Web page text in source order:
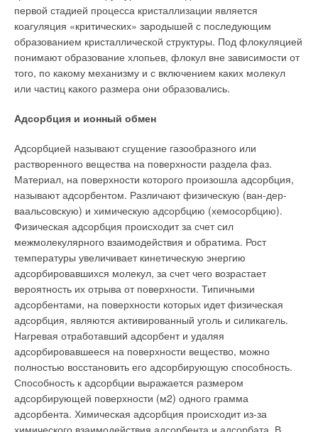
первой стадией процесса кристаллизации является
коагуляция «критических» зародышей с последующим
образованием кристаллической структуры. Под флокуляцией
понимают образование хлопьев, флокул вне зависимости от
того, по какому механизму и с включением каких молекул
или частиц какого размера они образовались.
Адсорбция и ионный обмен
Адсорбцией называют сгущение газообразного или
растворенного вещества на поверхности раздела фаз.
Материал, на поверхности которого произошла адсорбция,
называют адсорбентом. Различают физическую (ван-дер-
ваальсовскую) и химическую адсорбцию (хемосорбцию).
Физическая адсорбция происходит за счет сил
межмолекулярного взаимодействия и обратима. Рост
температуры увеличивает кинетическую энергию
адсорбировавшихся молекул, за счет чего возрастает
вероятность их отрыва от поверхности. Типичными
адсорбентами, на поверхности которых идет физическая
адсорбция, являются активированный уголь и силикагель.
Нагревая отработавший адсорбент и удаляя
адсорбировавшееся на поверхности вещество, можно
полностью восстановить его адсорбирующую способность.
Способность к адсорбции выражается размером
адсорбирующей поверхности (м2) одного грамма
адсорбента. Химическая адсорбция происходит из-за
химического взаимодействия адсорбента и адсорбата. В